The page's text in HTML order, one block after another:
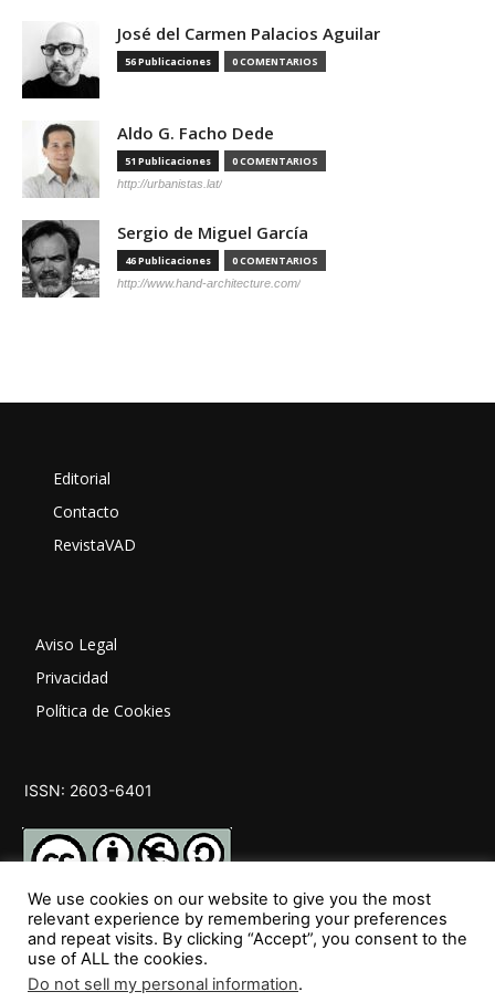
José del Carmen Palacios Aguilar
56 Publicaciones 0 COMENTARIOS
Aldo G. Facho Dede
51 Publicaciones 0 COMENTARIOS
http://urbanistas.lat/
Sergio de Miguel García
46 Publicaciones 0 COMENTARIOS
http://www.hand-architecture.com/
Editorial
Contacto
RevistaVAD
Aviso Legal
Privacidad
Política de Cookies
ISSN: 2603-6401
SÍGUENOS
We use cookies on our website to give you the most
relevant experience by remembering your preferences
and repeat visits. By clicking “Accept”, you consent to the
use of ALL the cookies.
Do not sell my personal information.